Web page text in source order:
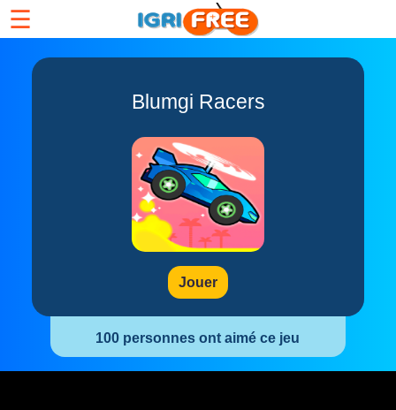
☰
Blumgi Racers
Jouer
100 personnes ont aimé ce jeu